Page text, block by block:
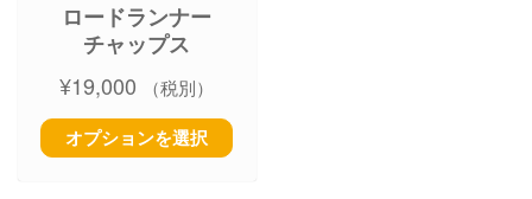
ロードランナー
チャップス
¥19,000
（税別）
オプションを選択